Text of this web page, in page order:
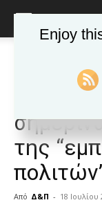
Άρθρα
της
Από Δ&Π - 18 Ιουλίου
Enjoy